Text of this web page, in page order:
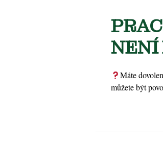
NENÍ
Máte
můžete být